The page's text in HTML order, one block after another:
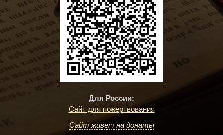
Для России:
Сайт для пожертвования
Сайт живет на донаты